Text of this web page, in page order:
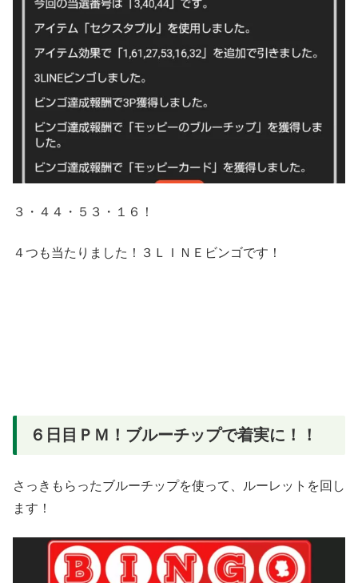
３・４４・５３・１６！
４つも当たりました！３ＬＩＮＥビンゴです！
６日目ＰＭ！ブルーチップで着実に！！
さっきもらったブルーチップを使って、ルーレットを回し
ます！